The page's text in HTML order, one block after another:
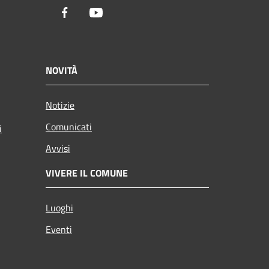
Facebook
NOVITÀ
Notizie
Comunicati
Avvisi
VIVERE IL COMUNE
Luoghi
Eventi